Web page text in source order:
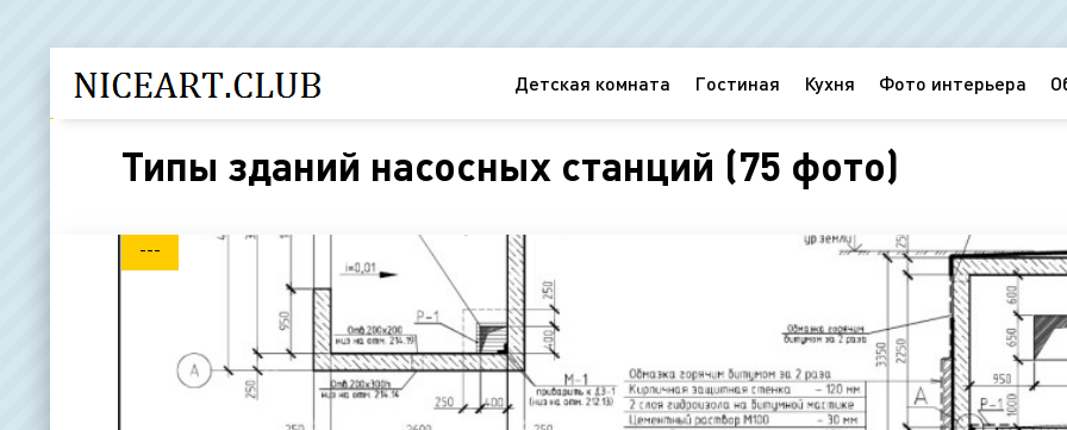
Детская комната Гостиная Кухня Фото интерьера
Типы зданий насосных станций (75 фото)
---